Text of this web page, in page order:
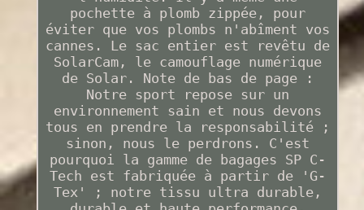
pochette à plomb zippée, pour
éviter que vos plombs n'abîment vos
cannes. Le sac entier est revêtu de
SolarCam, le camouflage numérique
de Solar. Note de bas de page :
Notre sport repose sur un
environnement sain et nous devons
tous en prendre la responsabilité ;
sinon, nous le perdrons. C'est
pourquoi la gamme de bagages SP C-
Tech est fabriquée à partir de 'G-
Tex' ; notre tissu ultra durable,